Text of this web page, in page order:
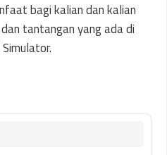
bagi kalian dan kalian
tantangan yang ada di